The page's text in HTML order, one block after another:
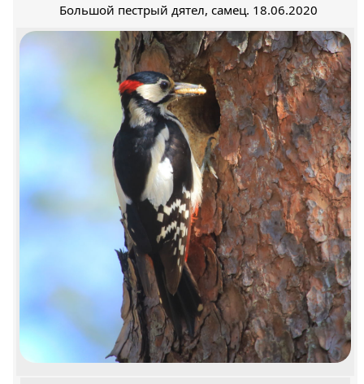
Большой пестрый дятел, самец. 18.06.2020